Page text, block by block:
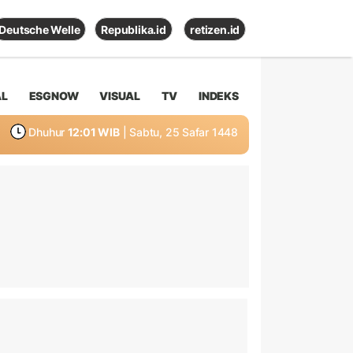
Deutsche Welle Republika.id retizen.id
ESGNOW VISUAL TV INDEKS
Dhuhur 12:01 WIB | Sabtu, 25 Safar 1448